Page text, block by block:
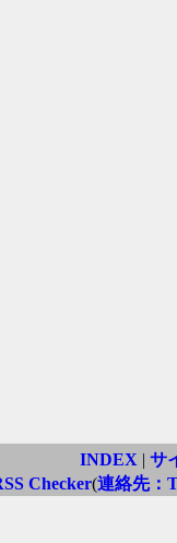
INDEX | サ
Checker(連絡先：